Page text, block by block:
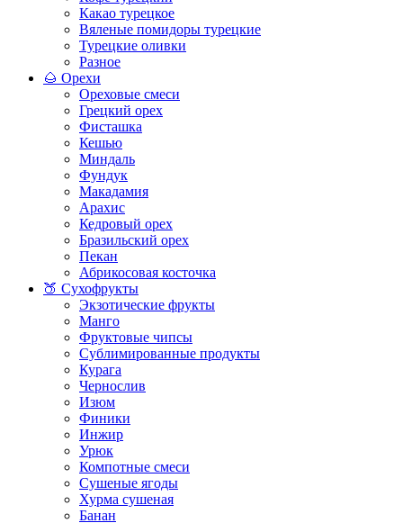
Какао турецкое
Вяленые помидоры турецкие
Турецкие оливки
Разное
🌰 Орехи
Ореховые смеси
Грецкий орех
Фисташка
Кешью
Миндаль
Фундук
Макадамия
Арахис
Кедровый орех
Бразильский орех
Пекан
Абрикосовая косточка
🍑 Сухофрукты
Экзотические фрукты
Манго
Фруктовые чипсы
Сублимированные продукты
Курага
Чернослив
Изюм
Финики
Инжир
Урюк
Компотные смеси
Сушеные ягоды
Хурма сушеная
Банан